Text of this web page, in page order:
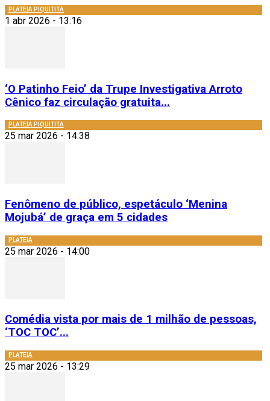
PLATEIA PIQUITITA
1 abr 2026 - 13:16
‘O Patinho Feio’ da Trupe Investigativa Arroto
Cênico faz circulação gratuita...
PLATEIA PIQUITITA
25 mar 2026 - 14:38
Fenômeno de público, espetáculo ‘Menina
Mojubá’ de graça em 5 cidades
PLATEIA
25 mar 2026 - 14:00
Comédia vista por mais de 1 milhão de pessoas,
‘TOC TOC’...
PLATEIA
25 mar 2026 - 13:29